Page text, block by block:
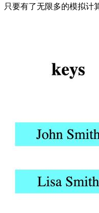
只要有了无限多的模拟计